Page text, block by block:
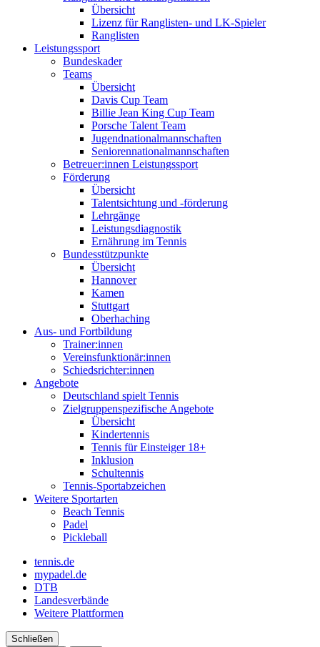
Übersicht
Lizenz für Ranglisten- und LK-Spieler
Ranglisten
Leistungssport
Bundeskader
Teams
Übersicht
Davis Cup Team
Billie Jean King Cup Team
Porsche Talent Team
Jugendnationalmannschaften
Seniorennationalmannschaften
Betreuer:innen Leistungssport
Förderung
Übersicht
Talentsichtung und -förderung
Lehrgänge
Leistungsdiagnostik
Ernährung im Tennis
Bundesstützpunkte
Übersicht
Hannover
Kamen
Stuttgart
Oberhaching
Aus- und Fortbildung
Trainer:innen
Vereinsfunktionär:innen
Schiedsrichter:innen
Angebote
Deutschland spielt Tennis
Zielgruppenspezifische Angebote
Übersicht
Kindertennis
Tennis für Einsteiger 18+
Inklusion
Schultennis
Tennis-Sportabzeichen
Weitere Sportarten
Beach Tennis
Padel
Pickleball
tennis.de
mypadel.de
DTB
Landesverbände
Weitere Plattformen
Schließen